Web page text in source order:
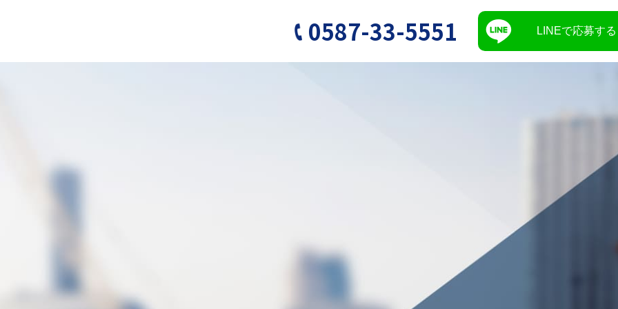
0587-33-5551 LINEで応募する